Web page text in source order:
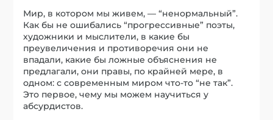
Мир, в котором мы живем, — “ненормальный”.
Как бы не ошибались “прогрессивные” поэты,
художники и мыслители, в какие бы
преувеличения и противоречия они не
впадали, какие бы ложные объяснения не
предлагали, они правы, по крайней мере, в
одном: с современным миром что-то “не так”.
Это первое, чему мы можем научиться у
абсурдистов.